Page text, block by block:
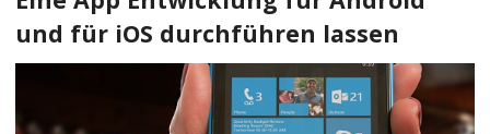
und für iOS durchführen lassen